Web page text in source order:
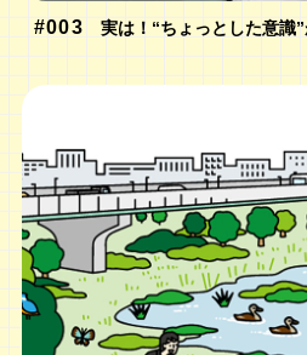
#003 実は！“ちょっとした意識